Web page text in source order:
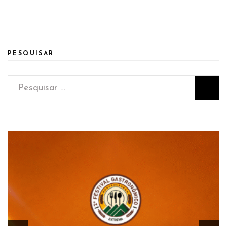
PESQUISAR
Pesquisar
por: